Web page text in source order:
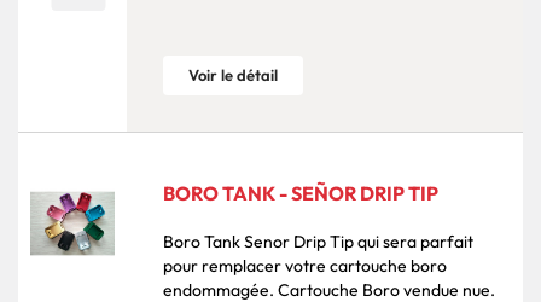
Voir le détail
BORO TANK - SEÑOR DRIP TIP
Boro Tank Senor Drip Tip qui sera parfait
pour remplacer votre cartouche boro
endommagée. Cartouche Boro vendue nue.